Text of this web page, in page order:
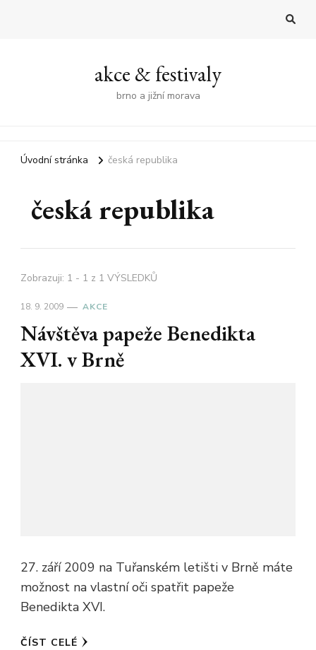
akce & festivaly
brno a jižní morava
Úvodní stránka česká republika
česká republika
Zobrazuji: 1 - 1 z 1 VÝSLEDKŮ
18. 9. 2009 AKCE
Návštěva papeže Benedikta
XVI. v Brně
27. září 2009 na Tuřanském letišti v Brně máte
možnost na vlastní oči spatřit papeže
Benedikta XVI.
ČÍST CELÉ